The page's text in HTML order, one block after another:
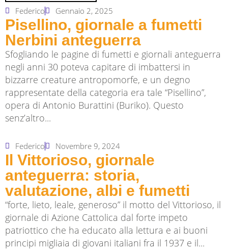
Federico Gennaio 2, 2025
Pisellino, giornale a fumetti
Nerbini anteguerra
Sfogliando le pagine di fumetti e giornali anteguerra
negli anni 30 poteva capitare di imbattersi in
bizzarre creature antropomorfe, e un degno
rappresentate della categoria era tale “Pisellino”,
opera di Antonio Burattini (Buriko). Questo
senz’altro...
Federico Novembre 9, 2024
Il Vittorioso, giornale
anteguerra: storia,
valutazione, albi e fumetti
“forte, lieto, leale, generoso” il motto del Vittorioso, il
giornale di Azione Cattolica dal forte impeto
patriottico che ha educato alla lettura e ai buoni
principi migliaia di giovani italiani fra il 1937 e il...